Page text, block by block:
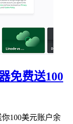
免费送100
100美元账户余